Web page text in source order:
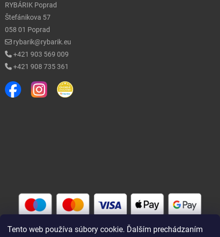
Tento web používa súbory cookie. Ďalším prechádzaním
RYBÁRIK Poprad
Štefánikova 57
058 01 Poprad
rybarik@rybarik.eu
+421 903 569 009
+421 908 735 361